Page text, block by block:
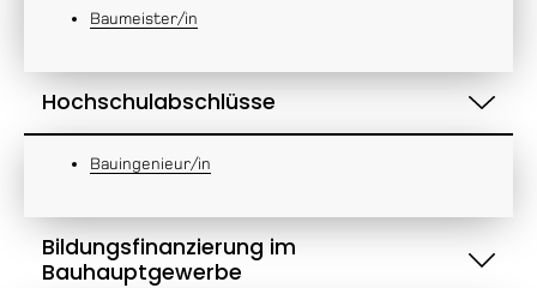
Baumeister/in
Hochschulabschlüsse
Bauingenieur/in
Bildungsfinanzierung im
Bauhauptgewerbe